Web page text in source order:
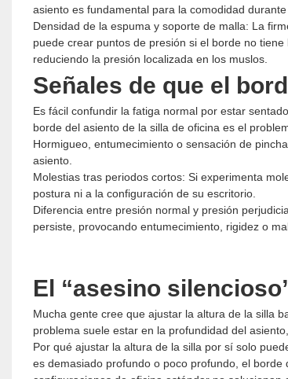
asiento es fundamental para la comodidad durante
Densidad de la espuma y soporte de malla: La
puede crear puntos de presión si el borde no
reduciendo la presión localizada en los muslos.
Señales de que el
Es fácil confundir la fatiga normal por estar
borde del asiento de la silla de oficina es el
Hormigueo, entumecimiento o sensación de
asiento.
Molestias tras periodos cortos: Si experimenta
postura ni a la configuración de su escritorio.
Diferencia entre presión normal y presión
persiste, provocando entumecimiento, rigidez o
El “asesino
Mucha gente cree que ajustar la altura de la silla
problema suele estar en la profundidad del
Por qué ajustar la altura de la silla por sí solo
es demasiado profundo o poco profundo, el